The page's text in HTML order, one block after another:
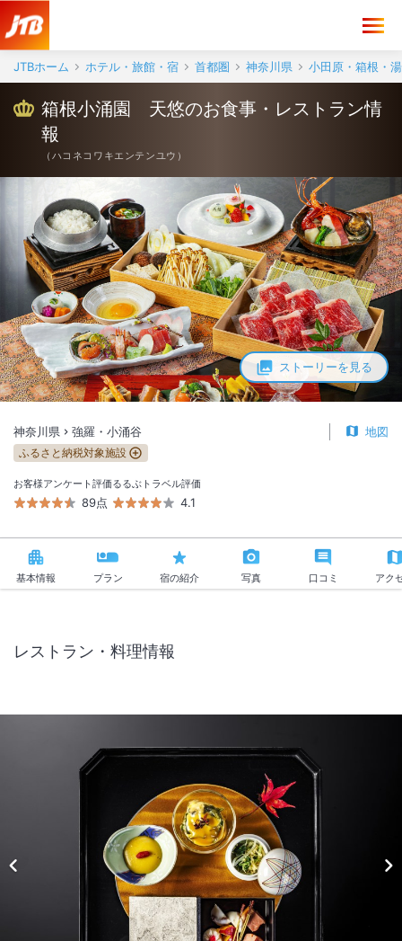
JTBホーム ホテル・旅館・宿 首都圏 神奈川県 小田原・箱根・
ストーリーを見る
箱根小涌園 天悠のお食事・レストラン情
報
（ ハコネコワキエンテンユウ ）
神奈川県 強羅・小涌谷 地図
ふるさと納税対象施設
お客様アンケート評価
89点
るるぶトラベル評価
4.1
基本情報 プラン 宿の紹介 写真 口コミ アク
1 /10
外観
レストラン・料理情報